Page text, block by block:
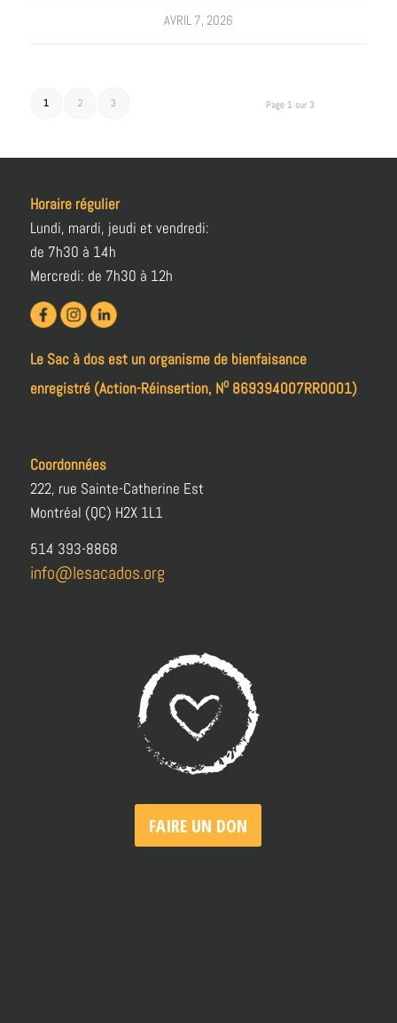
AVRIL 7, 2026
Page 1 sur 3
1 2 3
Horaire régulier
Lundi, mardi, jeudi et vendredi:
de 7h30 à 14h
Mercredi: de 7h30 à 12h
Le Sac à dos est un organisme de bienfaisance
enregistré (Action-Réinsertion, No869394007RR0001)
Coordonnées
222, rue Sainte-Catherine Est
Montréal (QC) H2X 1L1
514 393-8868
info@lesacados.org
FAIRE UN DON